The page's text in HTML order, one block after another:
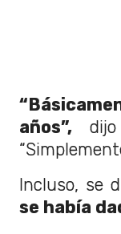
años”,
Incluso, se
se había